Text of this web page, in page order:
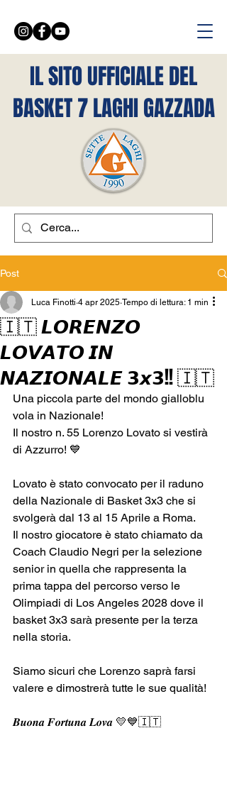
IL SITO UFFICIALE DEL
BASKET 7 LAGHI GAZZADA
Post
🇮🇹 𝙇𝙊𝙍𝙀𝙉𝙕𝙊
𝙇𝙊𝙑𝘼𝙏𝙊 𝙄𝙉
𝙉𝘼𝙕𝙄𝙊𝙉𝘼𝙇𝙀 𝟯𝙭𝟯!! 🇮🇹
Luca Finotti 4 apr 2025 Tempo di lettura: 1 min
Una piccola parte del mondo gialloblu
vola in Nazionale!
Il nostro n. 55 Lorenzo Lovato si vestirà
di Azzurro! 💙
Lovato è stato convocato per il raduno
della Nazionale di Basket 3x3 che si
svolgerà dal 13 al 15 Aprile a Roma.
Il nostro giocatore è stato chiamato da
Coach Claudio Negri per la selezione
senior in quella che rappresenta la
prima tappa del percorso verso le
Olimpiadi di Los Angeles 2028 dove il
basket 3x3 sarà presente per la terza
nella storia.
Siamo sicuri che Lorenzo saprà farsi
valere e dimostrerà tutte le sue qualità!
𝑩𝒖𝒐𝒏𝒂 𝑭𝒐𝒓𝒕𝒖𝒏𝒂 𝑳𝒐𝒗𝒂 💛💙🇮🇹